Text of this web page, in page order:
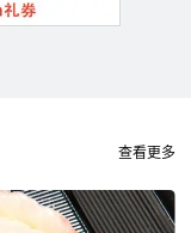
查看更多